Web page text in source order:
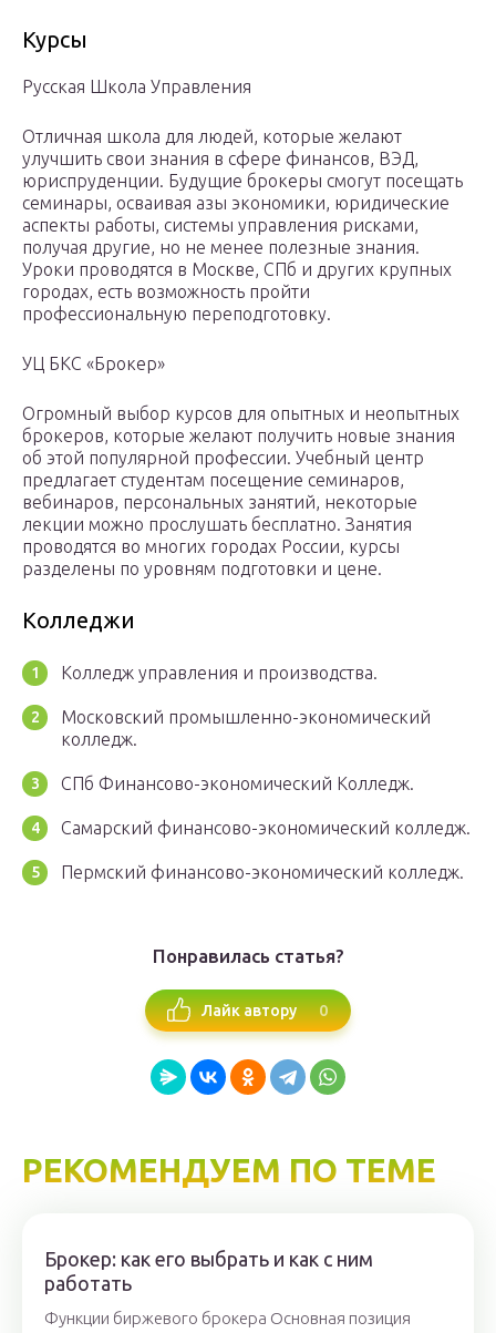
Курсы
Русская Школа Управления
Отличная школа для людей, которые желают
улучшить свои знания в сфере финансов, ВЭД,
юриспруденции. Будущие брокеры смогут посещать
семинары, осваивая азы экономики, юридические
аспекты работы, системы управления рисками,
получая другие, но не менее полезные знания.
Уроки проводятся в Москве, СПб и других крупных
городах, есть возможность пройти
профессиональную переподготовку.
УЦ БКС «Брокер»
Огромный выбор курсов для опытных и неопытных
брокеров, которые желают получить новые знания
об этой популярной профессии. Учебный центр
предлагает студентам посещение семинаров,
вебинаров, персональных занятий, некоторые
лекции можно прослушать бесплатно. Занятия
проводятся во многих городах России, курсы
разделены по уровням подготовки и цене.
Колледжи
Колледж управления и производства.
Московский промышленно-экономический
колледж.
СПб Финансово-экономический Колледж.
Самарский финансово-экономический колледж.
Пермский финансово-экономический колледж.
Понравилась статья?
Лайк автору 0
РЕКОМЕНДУЕМ ПО ТЕМЕ
Брокер: как его выбрать и как с ним
работать
Функции биржевого брокера Основная позиция